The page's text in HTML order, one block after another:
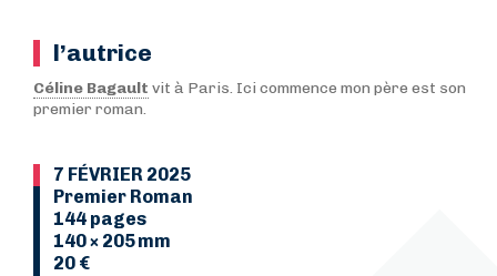
l’autrice
Céline Bagault vit à Paris. Ici commence mon père est son
premier roman.
7 FÉVRIER 2025
Premier Roman
144 pages
140 × 205 mm
20 €